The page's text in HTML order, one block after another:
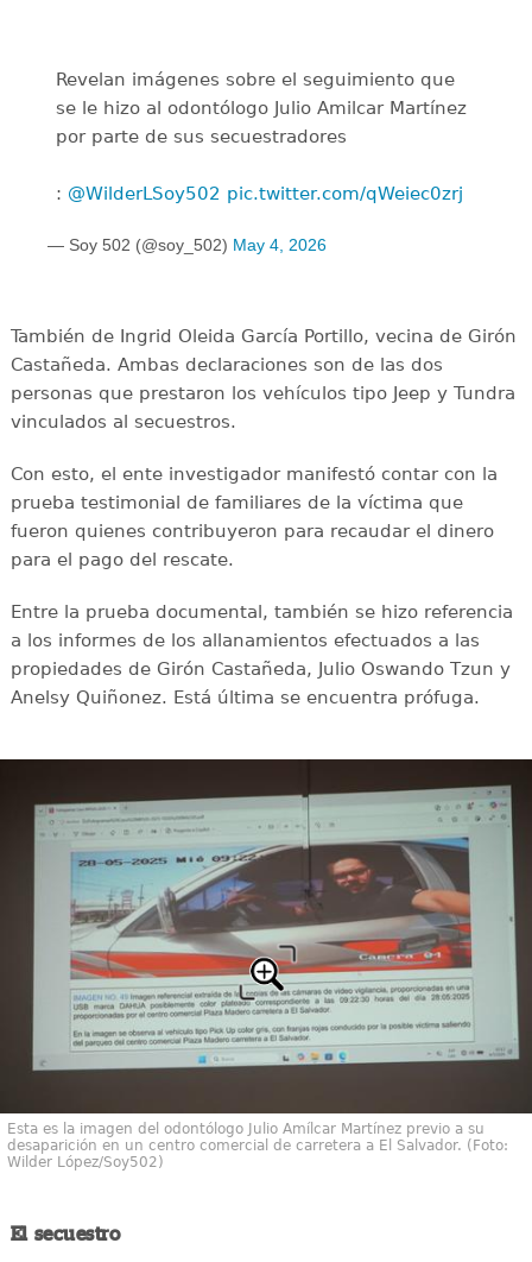
Revelan imágenes sobre el seguimiento que
se le hizo al odontólogo Julio Amilcar Martínez
por parte de sus secuestradores
: @WilderLSoy502 pic.twitter.com/qWeiec0zrj
— Soy 502 (@soy_502) May 4, 2026
También de Ingrid Oleida García Portillo, vecina de Girón
Castañeda. Ambas declaraciones son de las dos
personas que prestaron los vehículos tipo Jeep y Tundra
vinculados al secuestros.
Con esto, el ente investigador manifestó contar con la
prueba testimonial de familiares de la víctima que
fueron quienes contribuyeron para recaudar el dinero
para el pago del rescate.
Entre la prueba documental, también se hizo referencia
a los informes de los allanamientos efectuados a las
propiedades de Girón Castañeda, Julio Oswando Tzun y
Anelsy Quiñonez. Está última se encuentra prófuga.
Esta es la imagen del odontólogo Julio Amílcar Martínez previo a su
desaparición en un centro comercial de carretera a El Salvador. (Foto:
Wilder López/Soy502)
El secuestro